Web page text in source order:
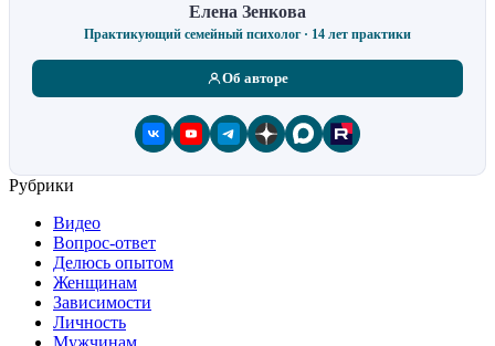
Елена Зенкова
Практикующий семейный психолог · 14 лет практики
Об авторе
Рубрики
Видео
Вопрос-ответ
Делюсь опытом
Женщинам
Зависимости
Личность
Мужчинам